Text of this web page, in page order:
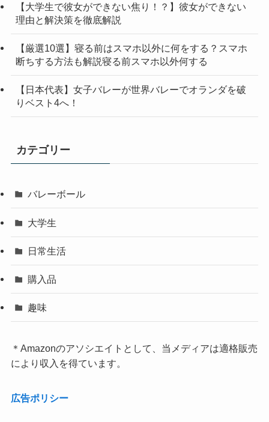
【大学生で彼女ができない焦り！？】彼女ができない
理由と解決策を徹底解説
【厳選10選】寝る前はスマホ以外に何をする？スマホ
断ちする方法も解説寝る前スマホ以外何する
【日本代表】女子バレーが世界バレーでオランダを破
りベスト4へ！
カテゴリー
バレーボール
大学生
日常生活
購入品
趣味
＊Amazonのアソシエイトとして、当メディアは適格販売
により収入を得ています。
広告ポリシー